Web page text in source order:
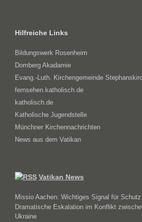
Hilfreiche Links
Bildungswerk Rosenheim
Domberg Akadamie
Evang.-Luth. Kirchengemeinde
fernsehen.katholisch.de
katholisch.de
Katholische Jugendstelle
Münchner Kirchennachrichten
News aus dem Vatikan
Vatikan News
Missio Aachen: Wichtiges Signal für
Dramatische Eskalation im Konflikt
Ukraine